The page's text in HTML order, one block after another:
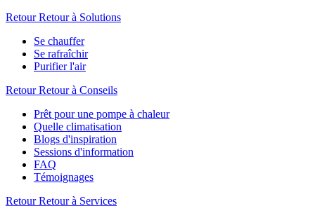
Retour Retour à Solutions
Se chauffer
Se rafraîchir
Purifier l'air
Retour Retour à Conseils
Prêt pour une pompe à chaleur
Quelle climatisation
Blogs d'inspiration
Sessions d'information
FAQ
Témoignages
Retour Retour à Services